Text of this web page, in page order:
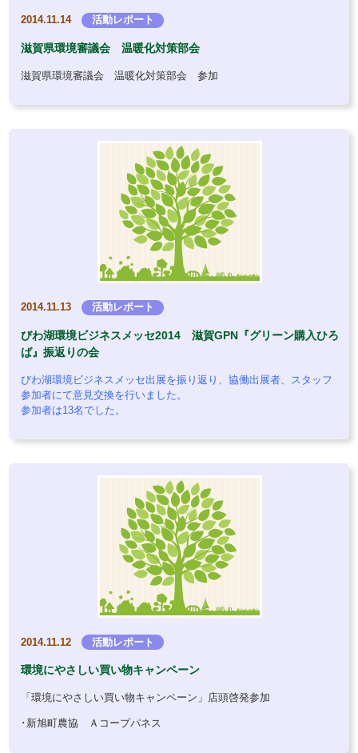
2014.11.14 活動レポート
滋賀県環境審議会 温暖化対策部会
滋賀県環境審議会 温暖化対策部会 参加
2014.11.13 活動レポート
びわ湖環境ビジネスメッセ2014 滋賀GPN『グリーン購入ひろ
ば』振返りの会
びわ湖環境ビジネスメッセ出展を振り返り、協働出展者、スタッフ
参加者にて意見交換を行いました。
参加者は13名でした。
2014.11.12 活動レポート
環境にやさしい買い物キャンペーン
「環境にやさしい買い物キャンペーン」店頭啓発参加
･新旭町農協 Ａコープパネス